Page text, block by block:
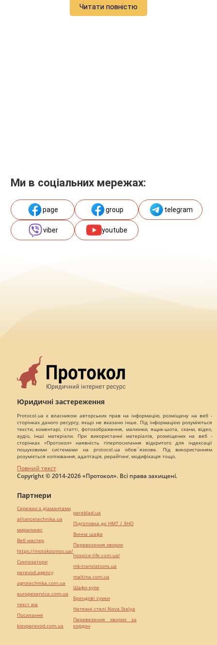
Читати повністю
Ми в соціальних мережах:
page group telegram
viber youtube
Юридичні застереження
Protocol.ua є власником авторських прав на інформацію, розміщену на веб -
сторінках даного ресурсу, якщо не вказано інше. Під інформацією розуміються
тексти, коментарі, статті, фотозображення, малюнки, ящик-шота, скани, відео,
аудіо, інші матеріали. При використанні матеріалів, розміщених на веб -
сторінках «Протокол» наявність гіперпосилання відкритого для індексації
пошуковими системами на protocol.ua обов`язкове. Під використанням
розуміється копіювання, адаптація, рерайтинг, модифікація тощо.
Повний текст
Copyright © 2014-2026 «Протокол». Всі права захищені.
Партнери
Сережки з діамантами
alliancetechnika.ua
миралинкс
Веб мастер
https://motokosmos.ua/
Синтезатори
perevod.agency
agrotechnika.com.ua
europeservice.com.ua
текст юа
Посилання
kievperevod.com.ua
pereklad.ua
Підготовка до НМТ / ЗНО
Винна шафа
Перевезення хворих
hospice-life.com.ua/
mk-translations.ua
maltina.com.ua
Шафи купе
Брендові сумки
Натяжні стелі Nova Stelya
Перевезення хворих за
кордон